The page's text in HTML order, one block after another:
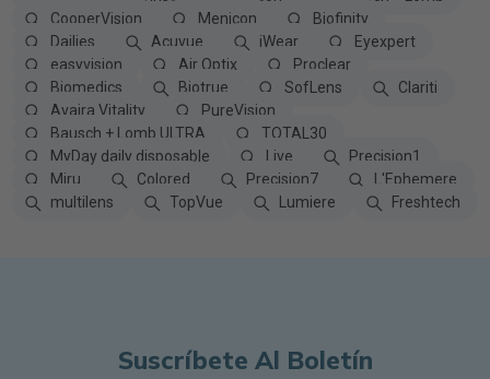
CooperVision
Menicon
Biofinity
Dailies
Acuvue iWear
Eyexpert
easyvision
Air Optix
Proclear
Biomedics
Biotrue SofLens
Clariti
Avaira Vitality
PureVision
Bausch + Lomb ULTRA
TOTAL30
MyDay daily disposable
Live
Precision1
Miru
Colored Precision7
L'Ephemere
multilens
TopVue Lumiere Freshtech
Suscríbete Al Boletín